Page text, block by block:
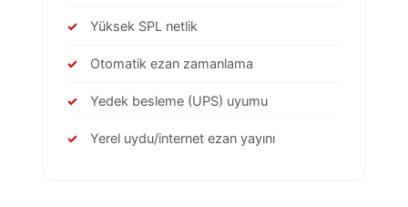
Yüksek SPL netlik
Otomatik ezan zamanlama
Yedek besleme (UPS) uyumu
Yerel uydu/internet ezan yayını